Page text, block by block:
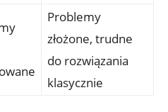
Problemy
złożone, trudne
do rozwiązania
klasycznie